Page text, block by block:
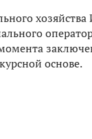
основе.